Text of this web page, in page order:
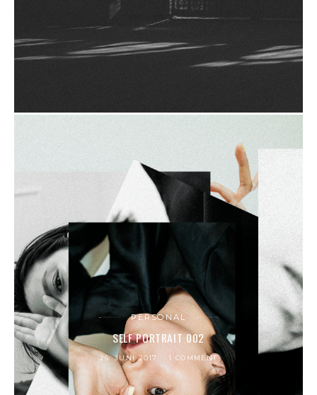
PERSONAL
SELF PORTRAIT 002
26. JUNI 2017 1 COMMENT